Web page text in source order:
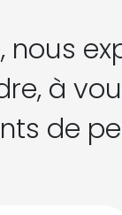
, nous
à
de